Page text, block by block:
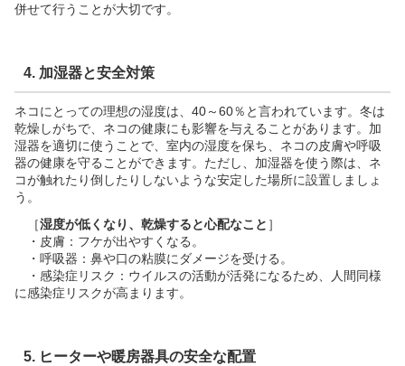
併せて行うことが大切です。
4. 加湿器と安全対策
ネコにとっての理想の湿度は、40～60％と言われています。冬は
乾燥しがちで、ネコの健康にも影響を与えることがあります。加
湿器を適切に使うことで、室内の湿度を保ち、ネコの皮膚や呼吸
器の健康を守ることができます。ただし、加湿器を使う際は、ネ
コが触れたり倒したりしないような安定した場所に設置しましょ
う。
［湿度が低くなり、乾燥すると心配なこと ］
・皮膚：フケが出やすくなる。
・呼吸器：鼻や口の粘膜にダメージを受ける。
・感染症リスク：ウイルスの活動が活発になるため、人間同様
に感染症リスクが高まります。
5. ヒーターや暖房器具の安全な配置